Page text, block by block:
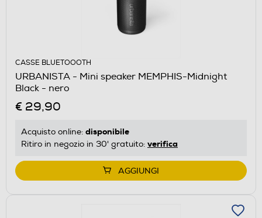
CASSE BLUETOOOTH
URBANISTA - Mini speaker MEMPHIS-Midnight
Black - nero
€ 29,90
Acquisto online: disponibile
Ritiro in negozio in 30' gratuito: verifica
AGGIUNGI